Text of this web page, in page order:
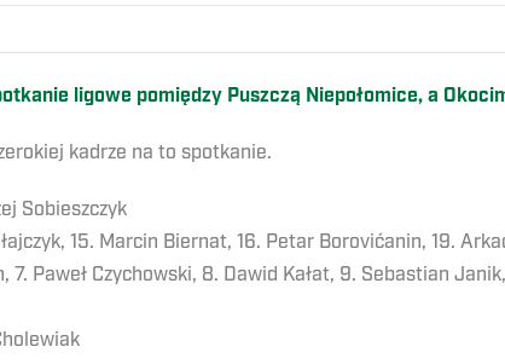
ligowe pomiędzy Puszczą Niepołomice, a
kadrze na to spotkanie.
Sobieszczyk
15. Marcin Biernat, 16. Petar Borovićanin, 19.
7. Paweł Czychowski, 8. Dawid Kałat, 9. Sebastian